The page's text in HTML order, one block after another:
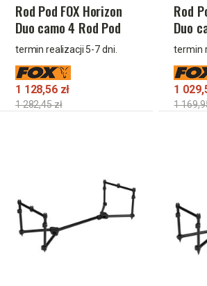
Rod Pod FOX Horizon
Duo camo 4 Rod Pod
incl. 36 Long Legs 2pcs
termin realizacji 5-7 dni.
1 128,56 zł
1 282,45 zł
Rod
Duo
incl.
termin
1
1